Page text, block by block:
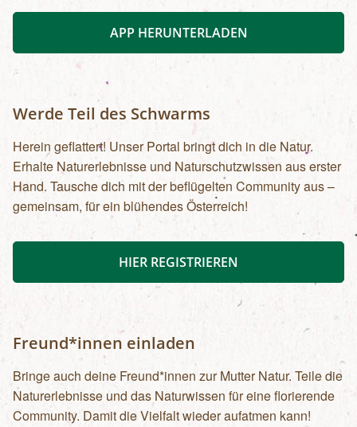
APP HERUNTERLADEN
Werde Teil des Schwarms
Herein geflattert! Unser Portal bringt dich in die Natur.
Erhalte Naturerlebnisse und Naturschutzwissen aus erster
Hand. Tausche dich mit der beflügelten Community aus –
gemeinsam, für ein blühendes Österreich!
HIER REGISTRIEREN
Freund*innen einladen
Bringe auch deine Freund*innen zur Mutter Natur. Teile die
Naturerlebnisse und das Naturwissen für eine florierende
Community. Damit die Vielfalt wieder aufatmen kann!